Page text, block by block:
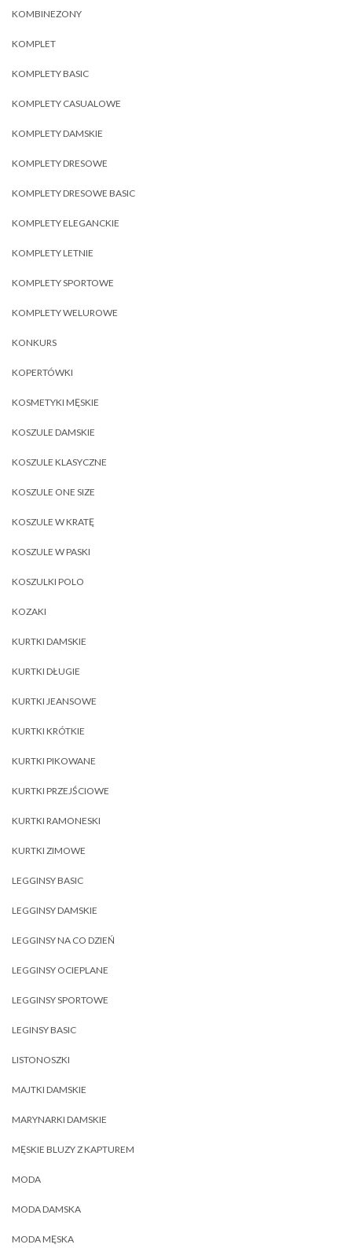
KOMBINEZONY
KOMPLET
KOMPLETY BASIC
KOMPLETY CASUALOWE
KOMPLETY DAMSKIE
KOMPLETY DRESOWE
KOMPLETY DRESOWE BASIC
KOMPLETY ELEGANCKIE
KOMPLETY LETNIE
KOMPLETY SPORTOWE
KOMPLETY WELUROWE
KONKURS
KOPERTÓWKI
KOSMETYKI MĘSKIE
KOSZULE DAMSKIE
KOSZULE KLASYCZNE
KOSZULE ONE SIZE
KOSZULE W KRATĘ
KOSZULE W PASKI
KOSZULKI POLO
KOZAKI
KURTKI DAMSKIE
KURTKI DŁUGIE
KURTKI JEANSOWE
KURTKI KRÓTKIE
KURTKI PIKOWANE
KURTKI PRZEJŚCIOWE
KURTKI RAMONESKI
KURTKI ZIMOWE
LEGGINSY BASIC
LEGGINSY DAMSKIE
LEGGINSY NA CO DZIEŃ
LEGGINSY OCIEPLANE
LEGGINSY SPORTOWE
LEGINSY BASIC
LISTONOSZKI
MAJTKI DAMSKIE
MARYNARKI DAMSKIE
MĘSKIE BLUZY Z KAPTUREM
MODA
MODA DAMSKA
MODA MĘSKA